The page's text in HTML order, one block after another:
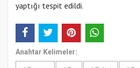
yaptığı tespit edildi.
Anahtar Kelimeler: